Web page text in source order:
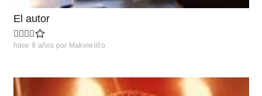
El autor
hace 9 años por Makelelillo